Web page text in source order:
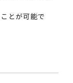
とが可能で